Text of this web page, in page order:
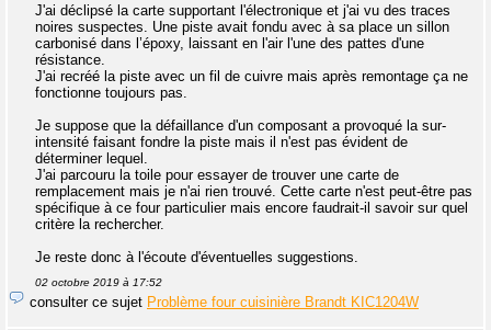
J'ai déclipsé la carte supportant l'électronique et j'ai vu des traces
noires suspectes. Une piste avait fondu avec à sa place un sillon
carbonisé dans l’époxy, laissant en l'air l'une des pattes d'une
résistance.
J'ai recréé la piste avec un fil de cuivre mais après remontage ça ne
fonctionne toujours pas.
Je suppose que la défaillance d'un composant a provoqué la sur-
intensité faisant fondre la piste mais il n'est pas évident de
déterminer lequel.
J'ai parcouru la toile pour essayer de trouver une carte de
remplacement mais je n'ai rien trouvé. Cette carte n'est peut-être pas
spécifique à ce four particulier mais encore faudrait-il savoir sur quel
critère la rechercher.
Je reste donc à l'écoute d'éventuelles suggestions.
02 octobre 2019 à 17:52
consulter ce sujet Problème four cuisinière Brandt KIC1204W